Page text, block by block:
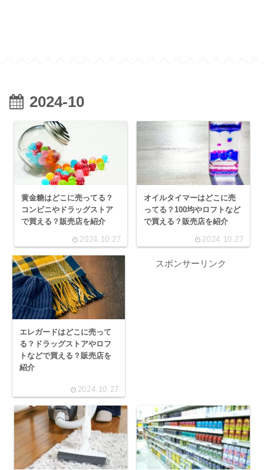
2024-10
黄金糖はどこに売ってる？
コンビニやドラッグストア
で買える？販売店を紹介
2024.10.27
オイルタイマーはどこに売
ってる？100均やロフトなど
で買える？販売店を紹介
2024.10.27
エレガードはどこに売って
る？ドラッグストアやロフ
トなどで買える？販売店を
紹介
2024.10.27
スポンサーリンク